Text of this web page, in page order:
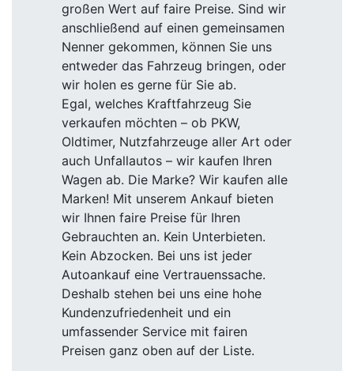
großen Wert auf faire Preise. Sind wir
anschließend auf einen gemeinsamen
Nenner gekommen, können Sie uns
entweder das Fahrzeug bringen, oder
wir holen es gerne für Sie ab.
Egal, welches Kraftfahrzeug Sie
verkaufen möchten – ob PKW,
Oldtimer, Nutzfahrzeuge aller Art oder
auch Unfallautos – wir kaufen Ihren
Wagen ab. Die Marke? Wir kaufen alle
Marken! Mit unserem Ankauf bieten
wir Ihnen faire Preise für Ihren
Gebrauchten an. Kein Unterbieten.
Kein Abzocken. Bei uns ist jeder
Autoankauf eine Vertrauenssache.
Deshalb stehen bei uns eine hohe
Kundenzufriedenheit und ein
umfassender Service mit fairen
Preisen ganz oben auf der Liste.